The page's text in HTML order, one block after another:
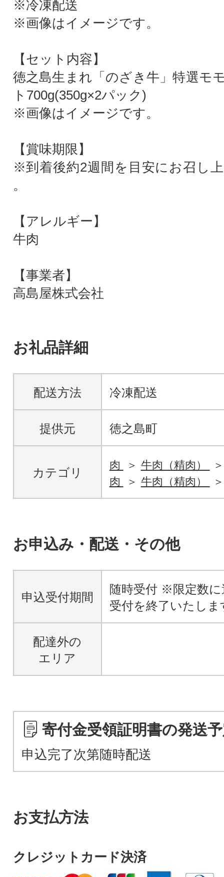
※冷凍配送
※画像はイメージです。
【セット内容】
徳之島生まれ「のざき牛」特選モ
ト700g(350g×2パック)
※画像はイメージです。
【賞味期限】
※到着後約2週間を目安にお召し
。
【アレルギー】
牛肉
【事業者】
高島屋株式会社
お礼品詳細
配送方法 冷凍配送
提供元 徳之島町
カテゴリ
肉
牛肉（精肉）
肉
牛肉（精肉）
お申込み・配送・その他
申込受付期間
随時受付 ※限定数
受付を終了いたしま
配達外の
エリア
寄付金受領証明書の発送
申込完了次第随時配送
お支払方法
クレジットカード決済